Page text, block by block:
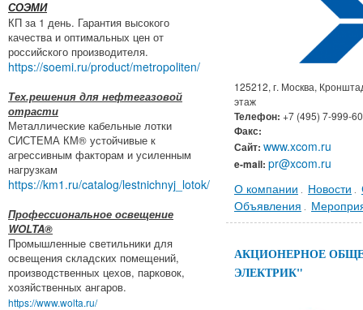
СОЭМИ
КП за 1 день. Гарантия высокого
качества и оптимальных цен от
российского производителя.
https://soemi.ru/product/metropoliten/
Тех.решения для нефтегазовой
отрасти
Металлические кабельные лотки
СИСТЕМА КМ® устойчивые к
агрессивным факторам и усиленным
нагрузкам
https://km1.ru/catalog/lestnichnyj_lotok/
Профессиональное освещение
WOLTA®
Промышленные светильники для
освещения складских помещений,
производственных цехов, парковок,
хозяйственных ангаров.
https://www.wolta.ru/
125212, г. Москва,
этаж
Телефон: +7 (495) 7-999-
Факс:
Сайт: www.xcom.ru
e-mail: pr@xcom.ru
О компании . Новости .
Объявления .
АКЦИОНЕРНОЕ
ЭЛЕКТРИК"